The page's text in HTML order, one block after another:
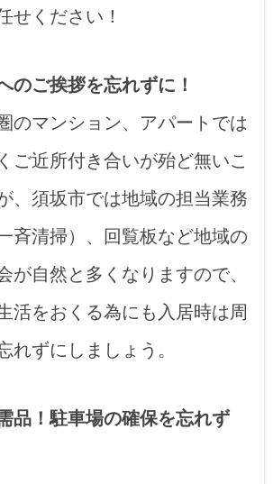
せください！
のご挨拶を忘れずに！
のマンション、アパートでは
ご近所付き合いが殆ど無いこ
、須坂市では地域の担当業務
斉清掃）、回覧板など地域の
が自然と多くなりますので、
活をおくる為にも入居時は周
れずにしましょう。
品！駐車場の確保を忘れず